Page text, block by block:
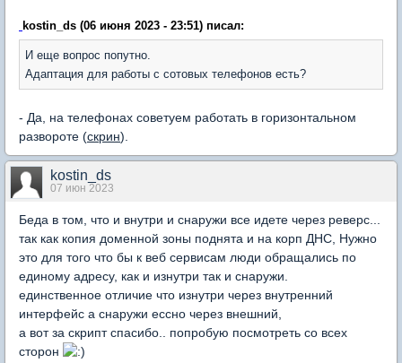
kostin_ds (06 июня 2023 - 23:51) писал:
И еще вопрос попутно.
Адаптация для работы с сотовых телефонов есть?
- Да, на телефонах советуем работать в горизонтальном
развороте (скрин).
kostin_ds
07 июн 2023
Беда в том, что и внутри и снаружи все идете через реверс...
так как копия доменной зоны поднята и на корп ДНС, Нужно
это для того что бы к веб сервисам люди обращались по
единому адресу, как и изнутри так и снаружи.
единственное отличие что изнутри через внутренний
интерфейс а снаружи ессно через внешний,
а вот за скрипт спасибо.. попробую посмотреть со всех
сторон